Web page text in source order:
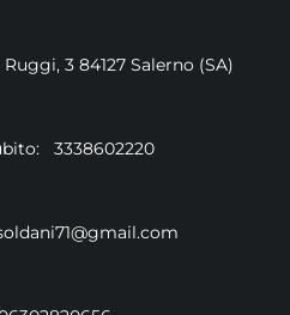
3 84127 Salerno (SA)
3338602220